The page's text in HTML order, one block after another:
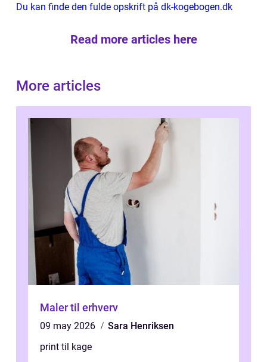
Du kan finde den fulde opskrift på dk-kogebogen.dk
Read more articles here
More articles
Maler til erhverv
09 may 2026
Sara Henriksen
print til kage